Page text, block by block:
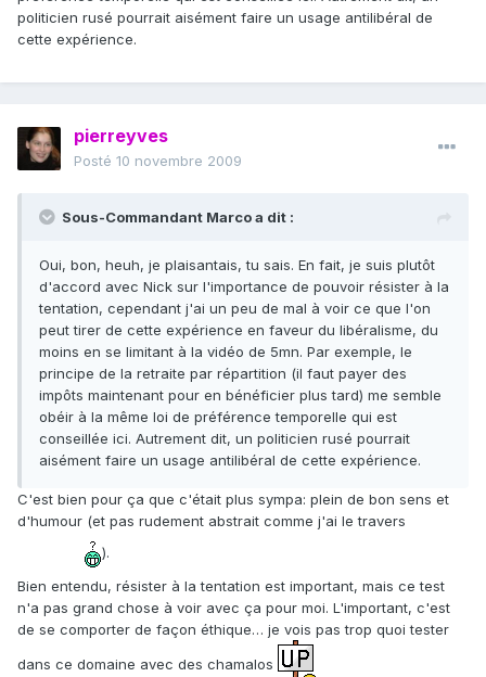
politicien rusé pourrait aisément faire un usage antilibéral de
cette expérience.
pierreyves
Posté 10 novembre 2009
Sous-Commandant Marco a dit :
Oui, bon, heuh, je plaisantais, tu sais. En fait, je suis plutôt
d'accord avec Nick sur l'importance de pouvoir résister à la
tentation, cependant j'ai un peu de mal à voir ce que l'on
peut tirer de cette expérience en faveur du libéralisme, du
moins en se limitant à la vidéo de 5mn. Par exemple, le
principe de la retraite par répartition (il faut payer des
impôts maintenant pour en bénéficier plus tard) me semble
obéir à la même loi de préférence temporelle qui est
conseillée ici. Autrement dit, un politicien rusé pourrait
aisément faire un usage antilibéral de cette expérience.
C'est bien pour ça que c'était plus sympa: plein de bon sens et
d'humour (et pas rudement abstrait comme j'ai le travers
).
Bien entendu, résister à la tentation est important, mais ce test
n'a pas grand chose à voir avec ça pour moi. L'important, c'est
de se comporter de façon éthique… je vois pas trop quoi tester
dans ce domaine avec des chamalos